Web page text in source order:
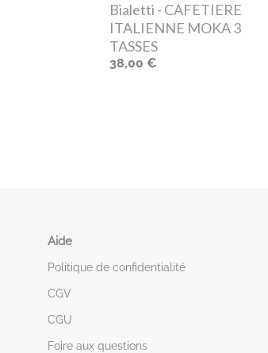
Bialetti - CAFETIERE
ITALIENNE MOKA 3
TASSES
38,00 €
Aide
Politique de confidentialité
CGV
CGU
Foire aux questions